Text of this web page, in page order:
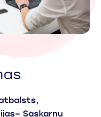
– Saskarņu